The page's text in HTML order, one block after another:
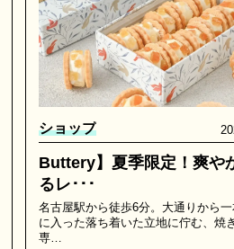
ショップ
Buttery】夏季限定！爽や
るレ･･･
名古屋駅から徒歩6分。大通りから
に入った落ち着いた立地に佇む、焼
専…